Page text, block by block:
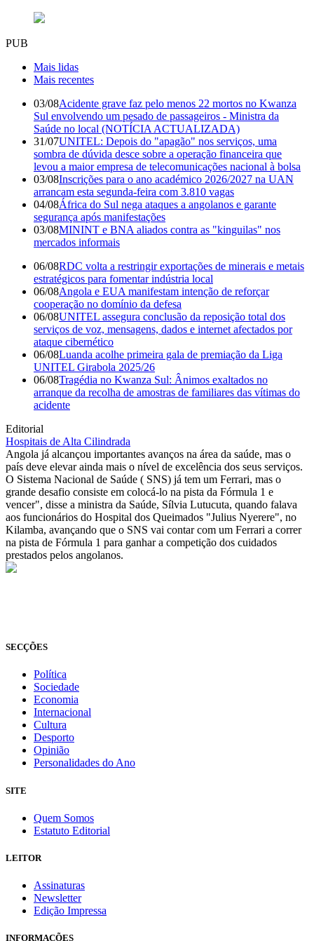
PUB
Mais lidas
Mais recentes
03/08Acidente grave faz pelo menos 22 mortos no Kwanza
Sul envolvendo um pesado de passageiros - Ministra da
Saúde no local (NOTÍCIA ACTUALIZADA)
31/07UNITEL: Depois do "apagão" nos serviços, uma
sombra de dúvida desce sobre a operação financeira que
levou a maior empresa de telecomunicações nacional à bolsa
03/08Inscrições para o ano académico 2026/2027 na UAN
arrancam esta segunda-feira com 3.810 vagas
04/08África do Sul nega ataques a angolanos e garante
segurança após manifestações
03/08MININT e BNA aliados contra as "kinguilas" nos
mercados informais
06/08RDC volta a restringir exportações de minerais e metais
estratégicos para fomentar indústria local
06/08Angola e EUA manifestam intenção de reforçar
cooperação no domínio da defesa
06/08UNITEL assegura conclusão da reposição total dos
serviços de voz, mensagens, dados e internet afectados por
ataque cibernético
06/08Luanda acolhe primeira gala de premiação da Liga
UNITEL Girabola 2025/26
06/08Tragédia no Kwanza Sul: Ânimos exaltados no
arranque da recolha de amostras de familiares das vítimas do
acidente
Editorial
Hospitais de Alta Cilindrada
Angola já alcançou importantes avanços na área da saúde, mas o
país deve elevar ainda mais o nível de excelência dos seus serviços.
O Sistema Nacional de Saúde ( SNS) já tem um Ferrari, mas o
grande desafio consiste em colocá-lo na pista da Fórmula 1 e
vencer", disse a ministra da Saúde, Sílvia Lutucuta, quando falava
aos funcionários do Hospital dos Queimados "Julius Nyerere", no
Kilamba, avançando que o SNS vai contar com um Ferrari a correr
na pista de Fórmula 1 para ganhar a competição dos cuidados
prestados pelos angolanos.
SECÇÕES
Política
Sociedade
Economia
Internacional
Cultura
Desporto
Opinião
Personalidades do Ano
SITE
Quem Somos
Estatuto Editorial
LEITOR
Assinaturas
Newsletter
Edição Impressa
INFORMAÇÕES